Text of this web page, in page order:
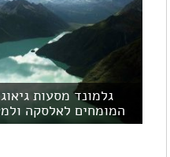
גלמונד מסעות
המומחים לאלסקה